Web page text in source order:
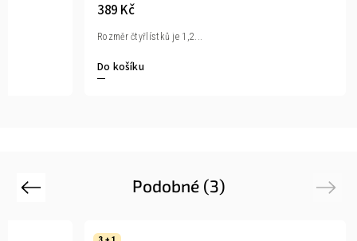
389 Kč
Do košíku
Rozměr čtyřlístků je 1,2...
Podobné (3)
Previous Next